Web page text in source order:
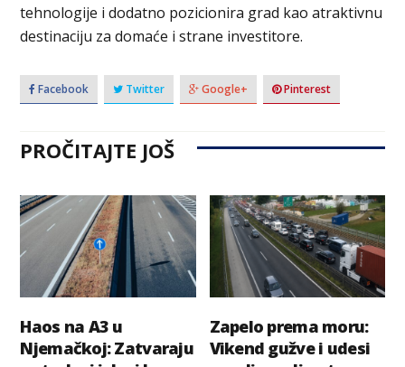
tehnologije i dodatno pozicionira grad kao atraktivnu
destinaciju za domaće i strane investitore.
Facebook Twitter Google+ Pinterest
PROČITAJTE JOŠ
Haos na A3 u
Njemačkoj: Zatvaraju
Zapelo prema moru:
Vikend gužve i udesi